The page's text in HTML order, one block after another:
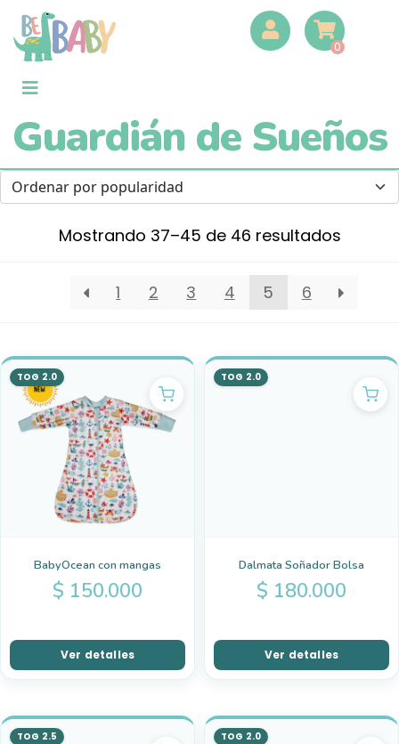
0
Guardián de Sueños
Mostrando 37–45 de 46 resultados
1 2 3 4 5 6
TOG 2.0
BabyOcean con mangas
$ 150.000
Ver detalles
TOG 2.0
Dalmata Soñador Bolsa
$ 180.000
Ver detalles
TOG 2.5 TOG 2.0